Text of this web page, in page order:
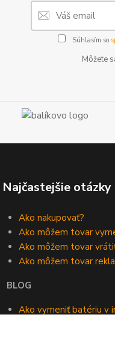
Súhlasím so
Môžete
Najčastejšie otázky
Ako nakupovať?
Ako môžem tovar
Ako môžem tovar
Ako môžem tovar
BLOG
Ako vymeniť batériu v
Kedy vymeniť batériu